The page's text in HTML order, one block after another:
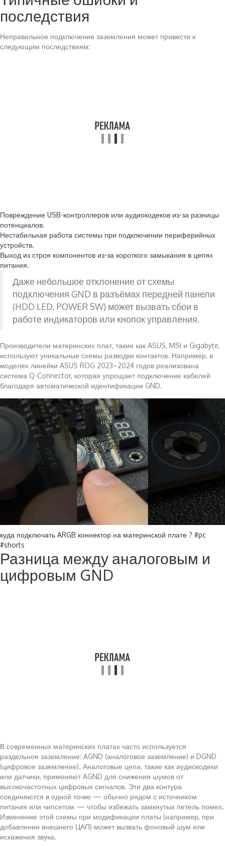
последствия
Неправильное подключение заземления может привести к
следующим последствиям:
Повреждение USB-контроллеров или аудиокодеков из-за разницы
потенциалов.
Нестабильная работа системы при подключении периферийных
устройств.
Выход из строя компонентов из-за короткого замыкания в цепях
питания.
Даже небольшое отклонение от схемы
подключения GND в разъёмах передней панели
(HDD LED, POWER SW) может вызвать сбои в
работе индикаторов или кнопок управления.
Производители материнских плат, такие как ASUS, MSI и Gigabyte,
используют уникальные схемы разводки контактов. Например, в
моделях линейки ASUS ROG 2023–2024 годов реализована
система Q-Connector, которая упрощает подключение кабелей
благодаря автоматической идентификации GND.
куда подключать ARGB коннектор на материнской плате ? #pc
#shorts
Разница между аналоговым и
цифровым GND
В современных материнских платах часто используется
раздельное заземление: AGND (аналоговое заземление) и DGND
(цифровое заземление). Аналоговые цепи, такие как аудиокодеки
или датчики, применяют AGND для снижения шумов от
высокочастотных цифровых сигналов. Эти два контура
соединяются в одной точке — обычно рядом с источником
питания или чипсетом — чтобы избежать замкнутых петель помех.
Изменение этой схемы при модификации платы (например, при
добавлении внешнего ЦАП) может вызвать фоновый шум или
искажения звука.